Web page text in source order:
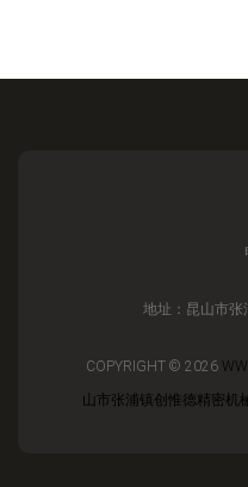
地址：昆山市
COPYRIGHT © 2026
山市张浦镇创惟德精密机